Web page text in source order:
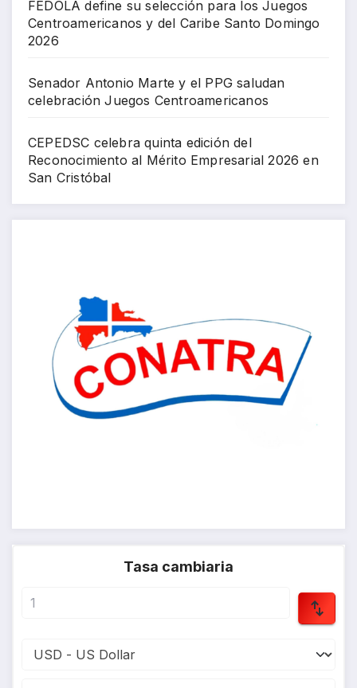
FEDOLA define su selección para los Juegos
Centroamericanos y del Caribe Santo Domingo
2026
Senador Antonio Marte y el PPG saludan
celebración Juegos Centroamericanos
CEPEDSC celebra quinta edición del
Reconocimiento al Mérito Empresarial 2026 en
San Cristóbal
Tasa cambiaria